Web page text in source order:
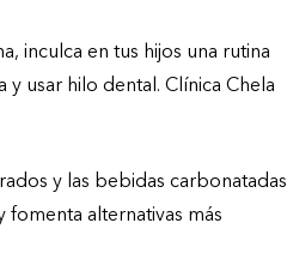
inculca en tus hijos una rutina
usar hilo dental. Clínica Chela
y las bebidas carbonatadas
fomenta alternativas más